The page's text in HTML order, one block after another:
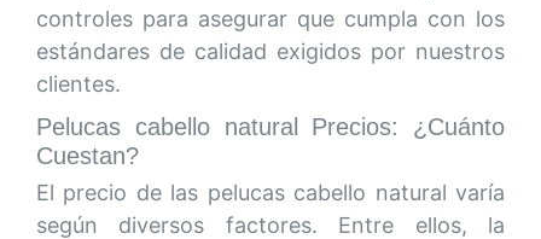
controles para asegurar que cumpla con los
estándares de calidad exigidos por nuestros
clientes.
Pelucas cabello natural Precios: ¿Cuánto
Cuestan?
El precio de las pelucas cabello natural varía
según diversos factores. Entre ellos, la